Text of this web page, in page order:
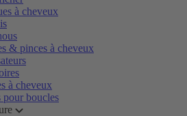
à cheveux
& pinces à cheveux
à cheveux
pour boucles